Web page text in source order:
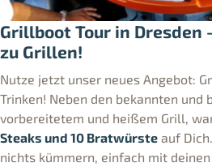
Grillboot Tour in Dresden
zu Grillen!
Nutze jetzt unser neues Angebot:
Trinken! Neben den bekannten
vorbereitetem und heißem Grill,
Steaks und 10 Bratwürste auf
nichts kümmern, einfach mit